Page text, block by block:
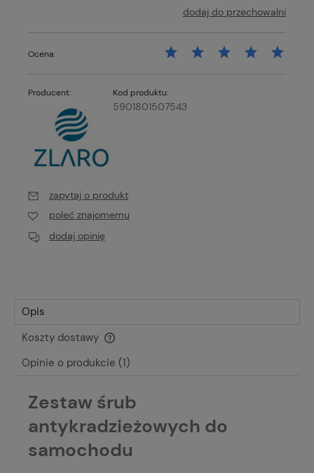
dodaj do przechowalni
Ocena:
Producent: Kod produktu:
5901801507543
zapytaj o produkt
poleć znajomemu
dodaj opinię
Opis
Koszty dostawy
Cena nie zawiera ewentualnych kosztów płatności
Opinie o produkcie (1)
Zestaw śrub
antykradzieżowych do
samochodu